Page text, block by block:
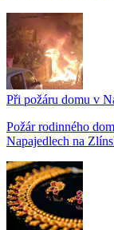
Při požáru domu v
Požár rodinného
Napajedlech na